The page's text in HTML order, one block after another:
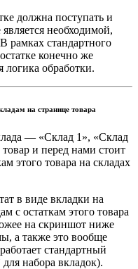
должна поступать и
необходимой,
рамках стандартного
конечно же
логика обработки.
на странице товара
— «Склад 1», «Склад
и перед нами стоит
этого товара на складах
в виде вкладки на
с остаткам этого товара
на скриншот ниже
а также это вообще
стандартный
набора вкладок).